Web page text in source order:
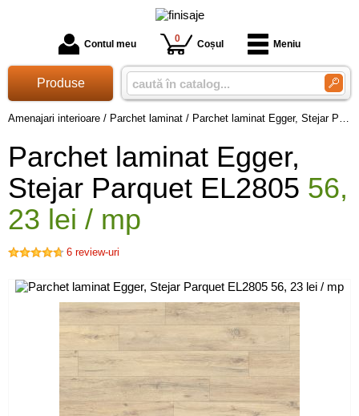
Contul meu 0 Coșul Meniu
Produse
Amenajari interioare / Parchet laminat / Parchet laminat Egger, Stejar Parquet EL2805 56, 23 lei / mp
Parchet laminat Egger,
Stejar Parquet EL2805 56,
23 lei / mp
6 review-uri